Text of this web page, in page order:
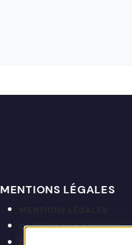
MENTIONS LÉGALES
GESTION DES COOKIES